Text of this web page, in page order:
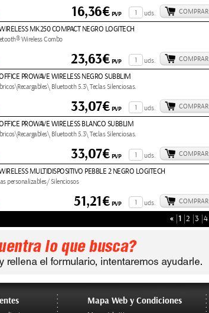
uds. COMPRAR
16,36€PVP
MK250 COMPACT NEGRO LOGITECH
Wireless Combo
uds. COMPRAR
23,63€PVP
PROWAVE WIRELESS NEGRO SUBBLIM
Bluetooth 5.3\ Teclas Silenciosas.
uds. COMPRAR
33,07€PVP
PROWAVE WIRELESS BLANCO SUBBLIM
Bluetooth 5.3\ Teclas Silenciosas.
uds. COMPRAR
33,07€PVP
MULTIDISPOSITIVO PEBBLE 2 NEGRO LOGITECH
personalizables/ Silenciosos
uds. COMPRAR
51,21€PVP
« 1 2 3 4
Mapa Web y Condiciones